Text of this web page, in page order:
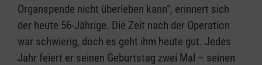
Organspende nicht überleben kann“, erinnert sich
der heute 56-Jährige. Die Zeit nach der Operation
war schwierig, doch es geht ihm heute gut. Jedes
Jahr feiert er seinen Geburtstag zwei Mal – seinen